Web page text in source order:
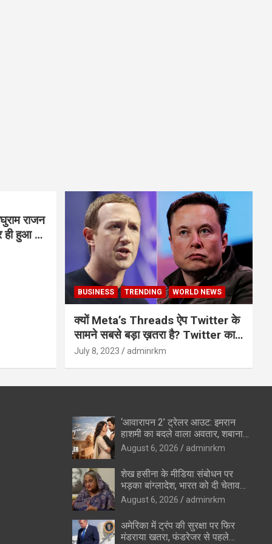
राजन
BUSINESS TRENDING WORLD NEWS
क्यों Meta’s Threads ऐप Twitter के
सामने सबसे बड़ा ख़तरा है? Twitter का
अंत?
July 8, 2023 adminrkm
‘आवारापन 2’ ट्रेलर आउट: इमरान
हाशमी का बदले वाला अवतार, शबाना
आजमी के विलेन रोल ने उड़ाए होश
August 6, 2026 adminrkm
शेख हसीना के मीडिया संबोधन पर
भड़का बांग्लादेश, भारत को दी चेतावनी
—”रिश्ते सुधारने की कोशिशों को
पहुंचेगा नुकसान”
August 6, 2026 adminrkm
अमेरिका में ट्रंप की सुरक्षा पर फिर
मंडराया खतरा, फंडरेजर से पहले